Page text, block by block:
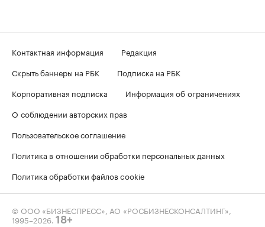
Контактная информация
Редакция
Скрыть баннеры на РБК
Подписка на РБК
Корпоративная подписка
Информация об ограничениях
О соблюдении авторских прав
Пользовательское соглашение
Политика в отношении обработки персональных данных
Политика обработки файлов cookie
© ООО «БИЗНЕСПРЕСС», АО «РОСБИЗНЕСКОНСАЛТИНГ»,
1995–2026. 18+